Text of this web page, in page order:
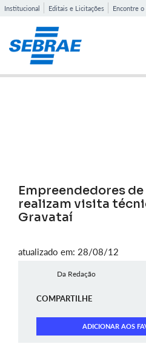
Institucional Editais e Licitações Encontre o
Empreendedores
realizam visita
Gravataí
atualizado em: 28/08/12
Da Redação
COMPARTILHE
ADICIONAR AOS